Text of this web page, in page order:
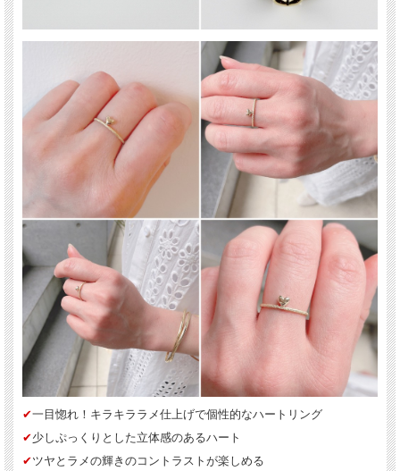
✔︎マイナスサイズのピンキーから通常サイズまで、豊富に選べる自分サイズ
les desseins de DIEU(レ・デッサン・ドゥ・デュー)
表参道にあるBijouterie euro flat(ビジュトリエ ユーロフラット)が発信するジュエリ
ーブランド
フランス語で『神の思し召し』という意味を持ち、 そのブランド名はグッドラッ
クチャームのように、身に着けた人を守ってくれるという意味が込められていま
”教養のある美”をコンセプトに本物である事にこだわったジュエリーは、 繊細で上
品で可憐な、大人の女性に嬉しいアイテムがそろっています。
✔︎一目惚れ！キラキララメ仕上げで個性的なハートリング
✔︎少しぷっくりとした立体感のあるハート
✔︎ツヤとラメの輝きのコントラストが楽しめる